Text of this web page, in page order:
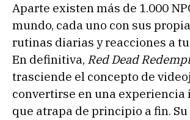
Aparte existen más de 1.000
mundo, cada uno con sus
rutinas diarias y reacciones a
En definitiva, Red Dead
trasciende el concepto de
convertirse en una experiencia
que atrapa de principio a fin.